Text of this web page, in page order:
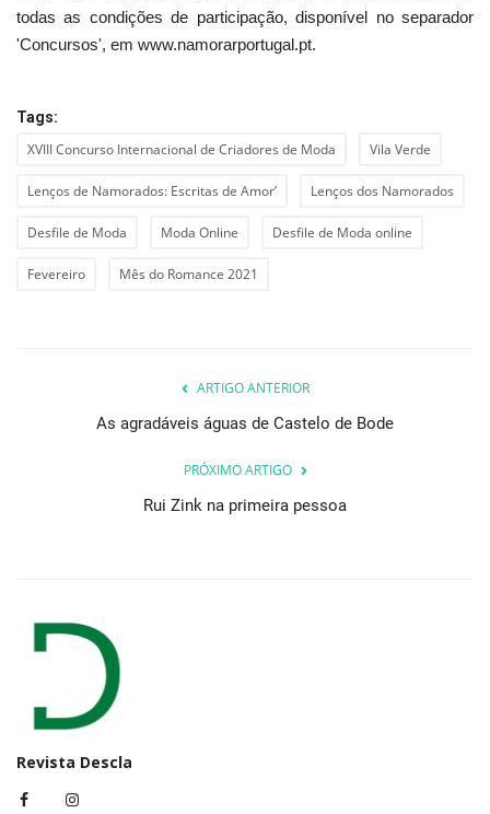
todas as condições de participação, disponível no separador
'Concursos', em www.namorarportugal.pt.
Tags:
XVIII Concurso Internacional de Criadores de Moda Vila Verde
Lenços de Namorados: Escritas de Amor’ Lenços dos Namorados
Desfile de Moda Moda Online Desfile de Moda online
Fevereiro Mês do Romance 2021
ARTIGO ANTERIOR
As agradáveis águas de Castelo de Bode
PRÓXIMO ARTIGO
Rui Zink na primeira pessoa
Revista Descla